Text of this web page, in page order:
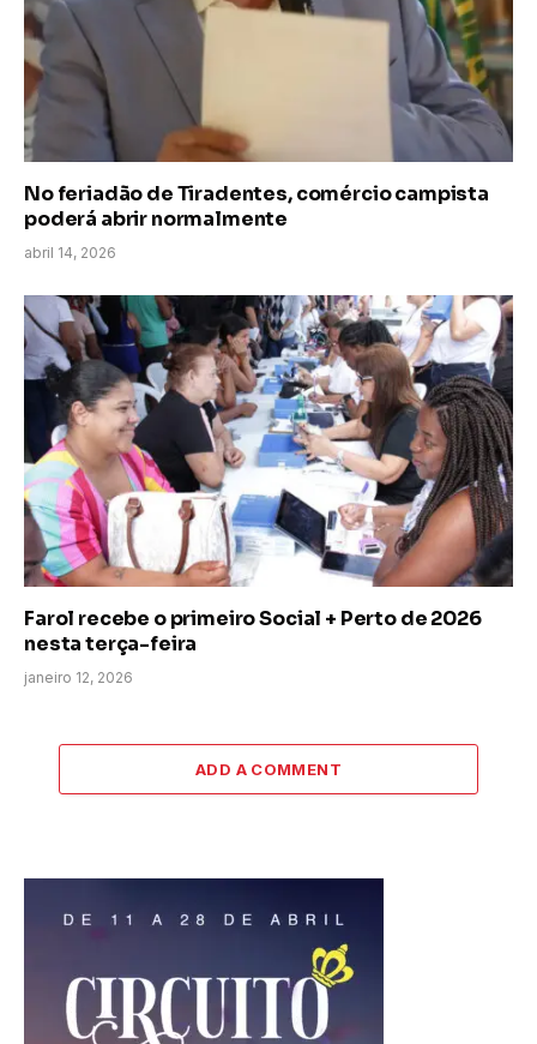
No feriadão de Tiradentes, comércio campista
poderá abrir normalmente
abril 14, 2026
Farol recebe o primeiro Social + Perto de 2026
nesta terça-feira
janeiro 12, 2026
ADD A COMMENT